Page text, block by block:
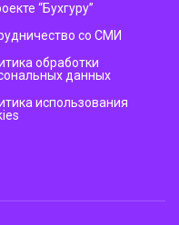
“Бухгуру”
со СМИ
обработки
данных
использования